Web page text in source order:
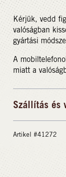
Kérjük, vedd
valóságban
gyártási
A
miatt a
Szállítás és
Artikel #41272